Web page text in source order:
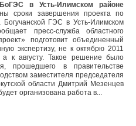
в Усть-Илимском районе
сроки завершения проекта по
ГЭС в Усть-Илимском
пресс-служба областного
подготовит объединенный
экспертизу, не к октябрю 2011
а к августу. Такое решение было
прошедшего в правительстве
заместителя председателя
области Дмитрий Мезенцев
организована работа в...